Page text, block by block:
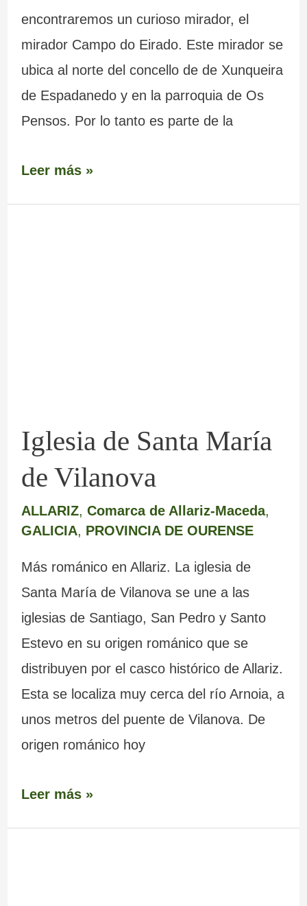
encontraremos un curioso mirador, el
mirador Campo do Eirado. Este mirador se
ubica al norte del concello de de Xunqueira
de Espadanedo y en la parroquia de Os
Pensos. Por lo tanto es parte de la
Leer más »
Iglesia de Santa María
de Vilanova
ALLARIZ, Comarca de Allariz-Maceda,
GALICIA, PROVINCIA DE OURENSE
Más románico en Allariz. La iglesia de
Santa María de Vilanova se une a las
iglesias de Santiago, San Pedro y Santo
Estevo en su origen románico que se
distribuyen por el casco histórico de Allariz.
Esta se localiza muy cerca del río Arnoia, a
unos metros del puente de Vilanova. De
origen románico hoy
Leer más »